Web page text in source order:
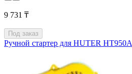
9 731 ₸
Под заказ
Ручной стартер для HUTER HT950A